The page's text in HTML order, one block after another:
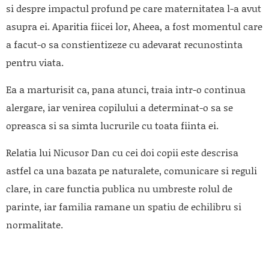
si despre impactul profund pe care maternitatea l-a avut
asupra ei. Aparitia fiicei lor, Aheea, a fost momentul care
a facut-o sa constientizeze cu adevarat recunostinta
pentru viata.
Ea a marturisit ca, pana atunci, traia intr-o continua
alergare, iar venirea copilului a determinat-o sa se
opreasca si sa simta lucrurile cu toata fiinta ei.
Relatia lui Nicusor Dan cu cei doi copii este descrisa
astfel ca una bazata pe naturalete, comunicare si reguli
clare, in care functia publica nu umbreste rolul de
parinte, iar familia ramane un spatiu de echilibru si
normalitate.